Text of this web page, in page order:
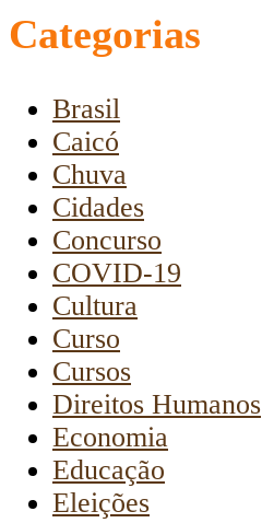
Categorias
Brasil
Caicó
Chuva
Cidades
Concurso
COVID-19
Cultura
Curso
Cursos
Direitos Humanos
Economia
Educação
Eleições